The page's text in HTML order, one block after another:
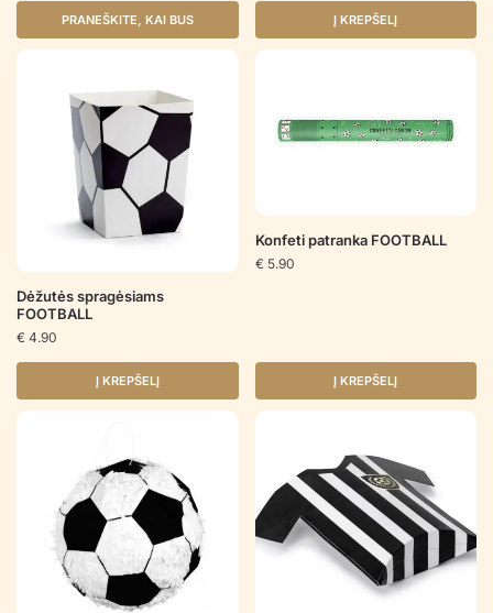
PRANEŠKITE, KAI BUS Į KREPŠELĮ
Dėžutės spragėsiams
FOOTBALL
€ 4.90
Į KREPŠELĮ
Konfeti patranka FOOTBALL
€ 5.90
Į KREPŠELĮ